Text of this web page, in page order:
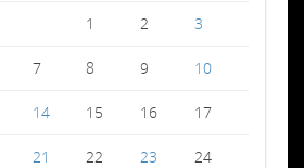
1
2 3
7 8 9 10
14 15 16 17
21 22 23 24